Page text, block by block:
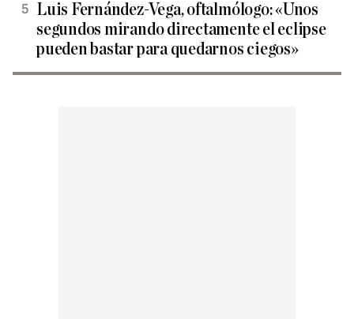
Luis Fernández-Vega, oftalmólogo: «Unos
segundos mirando directamente el eclipse
pueden bastar para quedarnos ciegos»